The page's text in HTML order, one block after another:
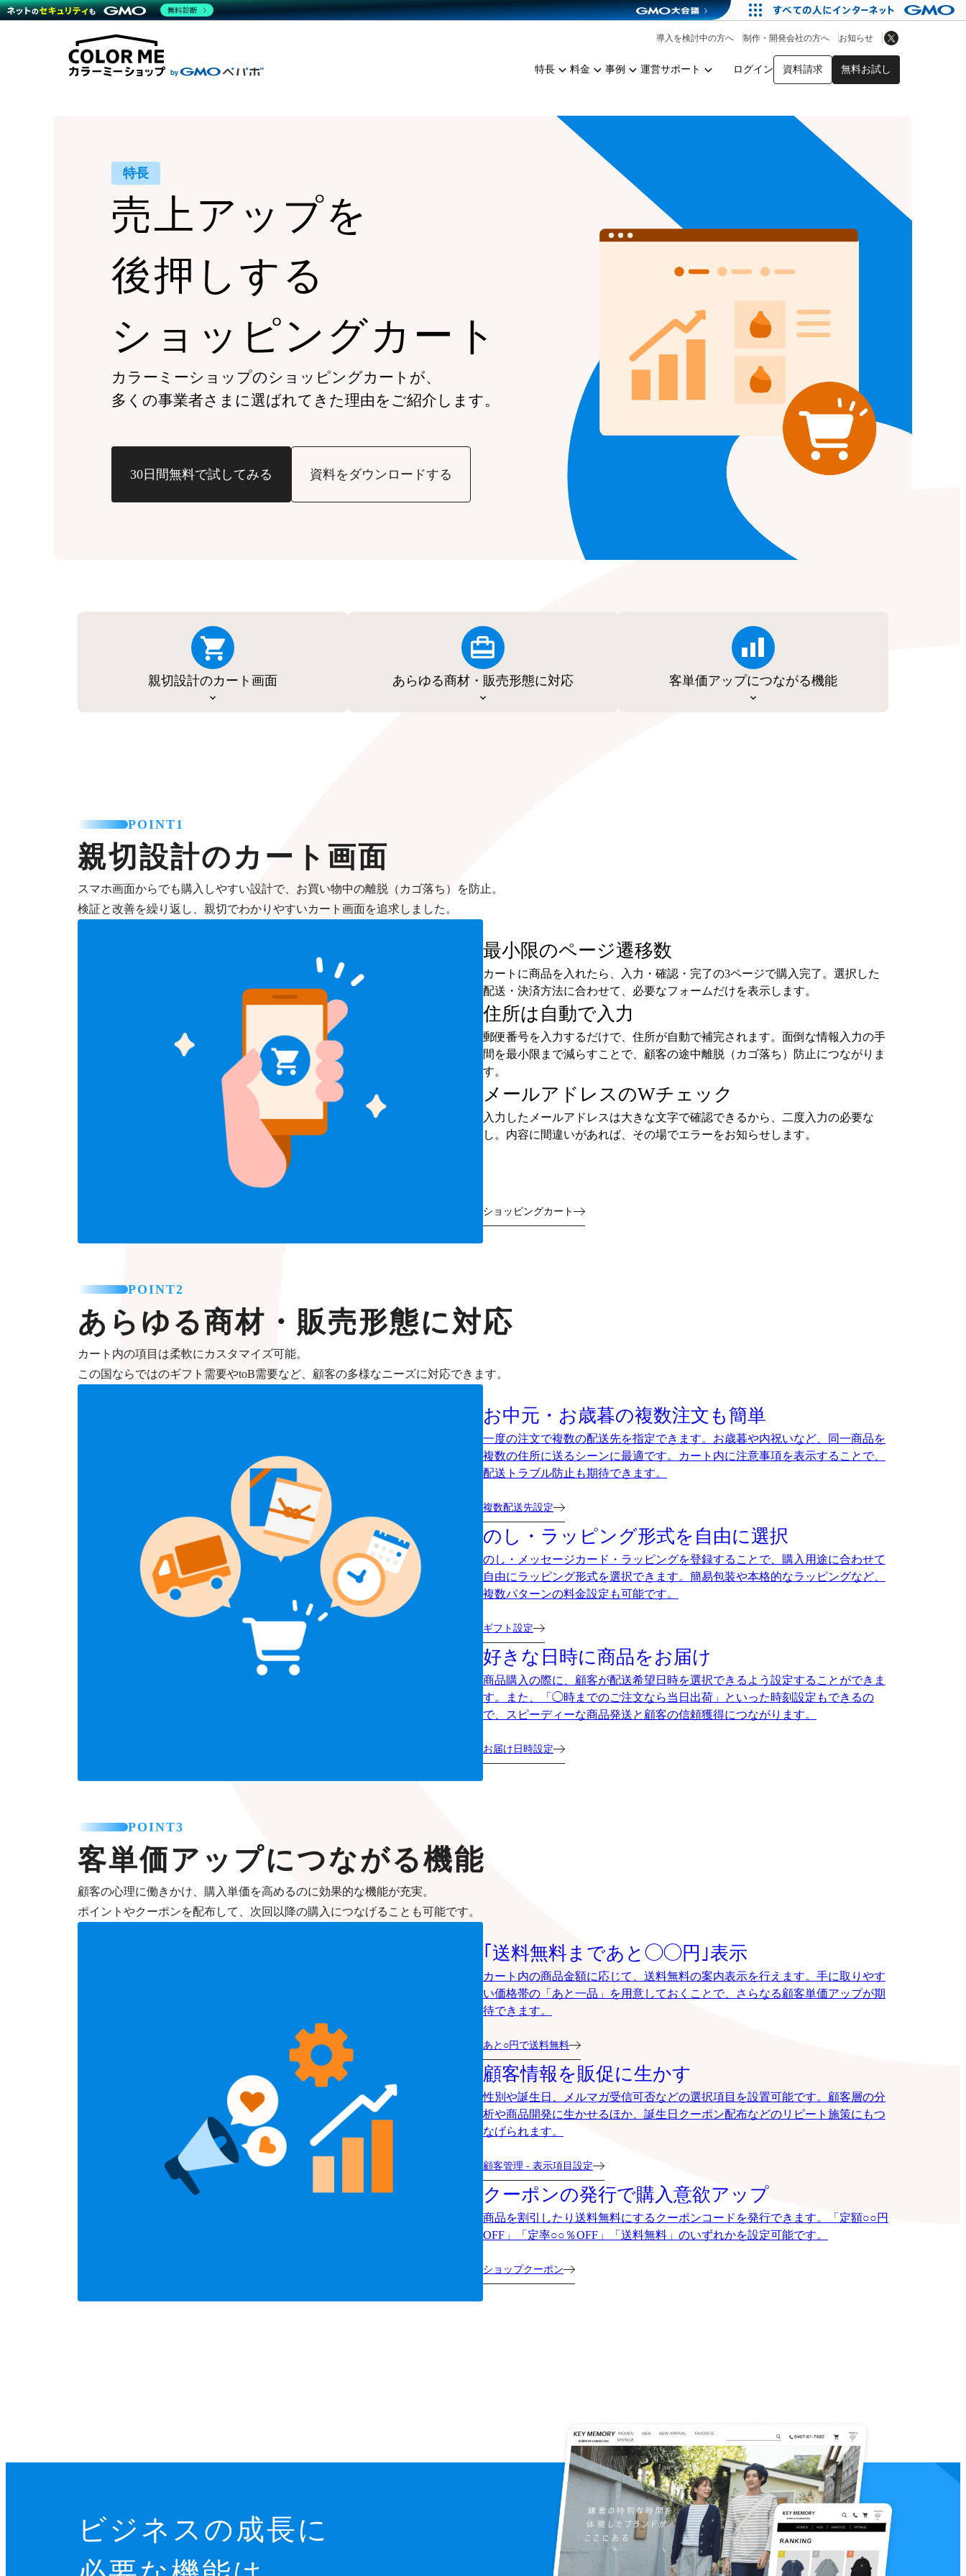
特長 料金 事例 運営サポート ログイン 資料請求 無料お試し
導入を検討中の方へ 制作・開発会社の方へ お知らせ
商材一覧を見る
機能一覧を見る
WordPress導入
モバイルアプリ
複数店舗との連携
雑貨販売 アプリストア
料金
プラン・料金一覧を見る
料金シミュレーション
事例
運営サポート
サポート一覧を見る
コミュニティイベントCarty
YouTubeチャンネル
特長
売上アップを
後押しする
ショッピングカート
カラーミーショップのショッピングカートが、
多くの事業者さまに選ばれてきた理由をご紹介します。
30日間無料で試してみる 資料をダウンロードする
親切設計のカート画面 あらゆる商材・販売形態に対応 客単価アップにつながる機能
POINT1
親切設計のカート画面
スマホ画面からでも購入しやすい設計で、お買い物中の離脱（カゴ落ち）を防止。
検証と改善を繰り返し、親切でわかりやすいカート画面を追求しました。
最小限のページ遷移数
カートに商品を入れたら、入力・確認・完了の3ページで購入完了。選択した
配送・決済方法に合わせて、必要なフォームだけを表示します。
住所は自動で入力
郵便番号を入力するだけで、住所が自動で補完されます。面倒な情報入力の手
間を最小限まで減らすことで、顧客の途中離脱（カゴ落ち）防止につながりま
す。
メールアドレスのWチェック
入力したメールアドレスは大きな文字で確認できるから、二度入力の必要な
し。内容に間違いがあれば、その場でエラーをお知らせします。
ショッピングカート
POINT2
あらゆる商材・販売形態に対応
カート内の項目は柔軟にカスタマイズ可能。
この国ならではのギフト需要やtoB需要など、顧客の多様なニーズに対応できます。
お中元・お歳暮の複数注文も簡単
一度の注文で複数の配送先を指定できます。お歳暮や内祝いなど、同一商品を
複数の住所に送るシーンに最適です。カート内に注意事項を表示することで、
配送トラブル防止も期待できます。
複数配送先設定
のし・ラッピング形式を自由に選択
のし・メッセージカード・ラッピングを登録することで、購入用途に合わせて
自由にラッピング形式を選択できます。簡易包装や本格的なラッピングなど、
複数パターンの料金設定も可能です。
ギフト設定
好きな日時に商品をお届け
商品購入の際に、顧客が配送希望日時を選択できるよう設定することができま
す。また、「◯時までのご注文なら当日出荷」といった時刻設定もできるの
で、スピーディーな商品発送と顧客の信頼獲得につながります。
お届け日時設定
POINT3
客単価アップにつながる機能
顧客の心理に働きかけ、購入単価を高めるのに効果的な機能が充実。
ポイントやクーポンを配布して、次回以降の購入につなげることも可能です。
｢送料無料まであと◯◯円｣表示
カート内の商品金額に応じて、送料無料の案内表示を行えます。手に取りやす
い価格帯の「あと一品」を用意しておくことで、さらなる顧客単価アップが期
待できます。
あと○円で送料無料
顧客情報を販促に生かす
性別や誕生日、メルマガ受信可否などの選択項目を設置可能です。顧客層の分
析や商品開発に生かせるほか、誕生日クーポン配布などのリピート施策にもつ
なげられます。
顧客管理 - 表示項目設定
クーポンの発行で購入意欲アップ
商品を割引したり送料無料にするクーポンコードを発行できます。「定額○○円
OFF」「定率○○％OFF」「送料無料」のいずれかを設定可能です。
ショップクーポン
ビジネスの成長に
無料診断